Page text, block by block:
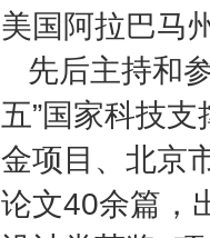
美国阿拉巴马
先后主持和
五”国家科技
金项目、北京
论文40余篇，